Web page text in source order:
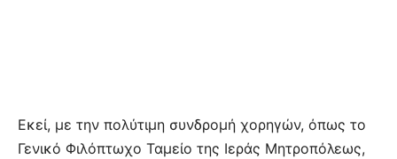
Εκεί, με την πολύτιμη συνδρομή χορηγών, όπως το
Γενικό Φιλόπτωχο Ταμείο της Ιεράς Μητροπόλεως,